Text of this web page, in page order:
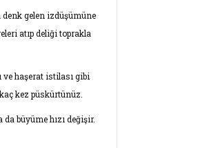
denk gelen izdüşümüne
atıp deliği toprakla
haşerat istilası gibi
kez püskürtünüz.
büyüme hızı değişir.